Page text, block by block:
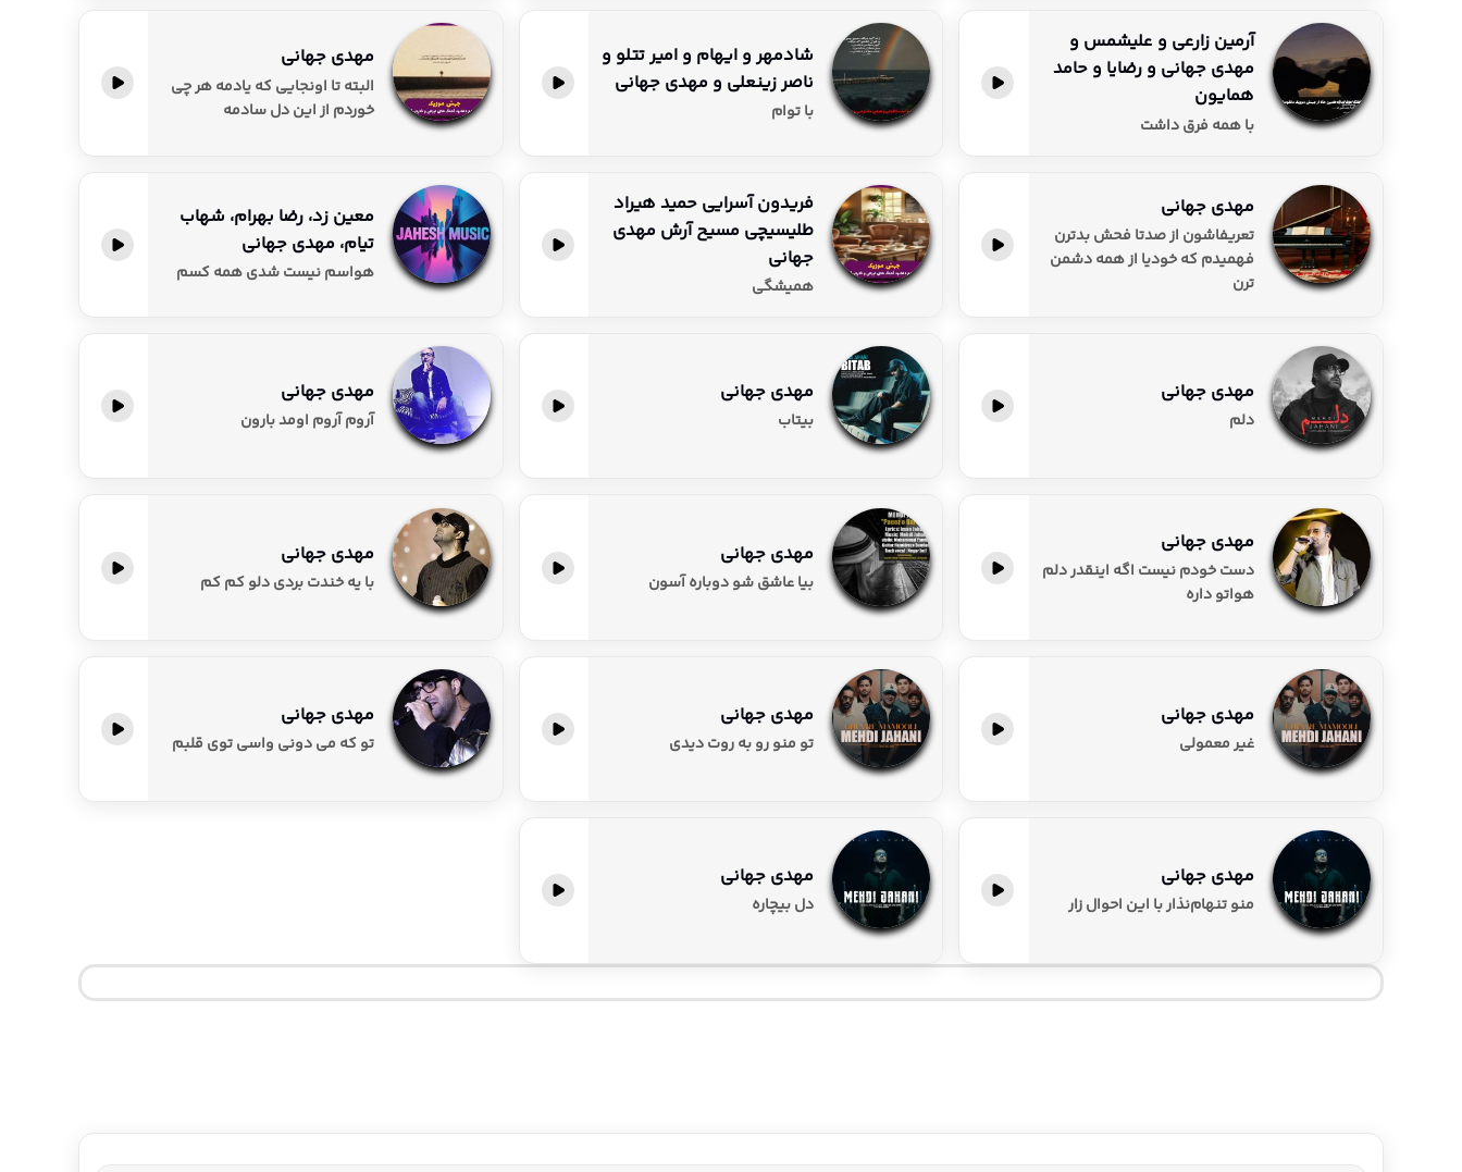
آرمین زارعی و علیشمس و
مهدی جهانی و رضایا و حامد
همایون
با همه فرق داشت
شادمهر و ایهام و امیر تتلو و
ناصر زینعلی و مهدی جهانی
با توام
پخش آنلاین
مهدی جهانی
البته تا اونجایی که یادمه هر چی
خوردم از این دل سادمه
پخش آنلاین
مهدی جهانی
تعریفاشون از صدتا فحش بدترن
فهمیدم که خودیا از همه دشمن
ترن
فریدون آسرایی حمید هیراد
طلیسیچی مسیح آرش مهدی
جهانی
همیشگی
پخش آنلاین
معین زد، رضا بهرام، شهاب
تیام، مهدی جهانی
هواسم نیست شدی همه کسم
پخش آنلاین
مهدی جهانی
دلم
مهدی جهانی
بیتاب
مهدی جهانی
آروم آروم اومد بارون
مهدی جهانی
دست خودم نیست اگه اینقدر دلم
هواتو داره
مهدی جهانی
بیا عاشق شو دوباره آسون
پخش آنلاین
مهدی جهانی
ﺑﺎ ﻳﻪ ﺧﻨﺪت ﺑﺮدی دﻟﻮ ﻛﻢ ﻛﻢ
مهدی جهانی
غیر معمولی
مهدی جهانی
تو منو رو به روت دیدی
مهدی جهانی
تو که می دونی واسی توی قلبم
مهدی جهانی
منو تنهام‌نذار با این احوال زار
مهدی جهانی
دل بیچاره